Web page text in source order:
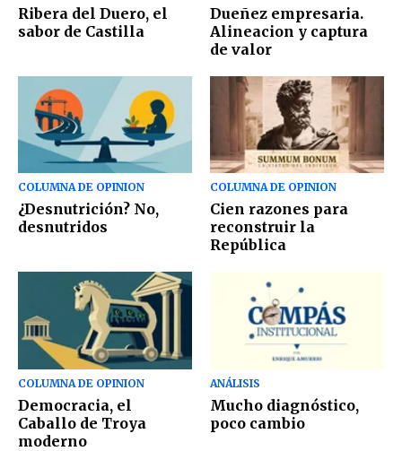
Ribera del Duero, el
sabor de Castilla
Dueñez empresaria.
Alineacion y captura
de valor
COLUMNA DE OPINION
¿Desnutrición? No,
desnutridos
COLUMNA DE OPINION
Cien razones para
reconstruir la
República
COLUMNA DE OPINION
Democracia, el
Caballo de Troya
moderno
ANÁLISIS
Mucho diagnóstico,
poco cambio